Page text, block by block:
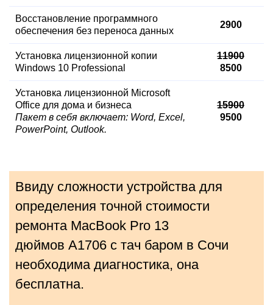
Восстановление программного
обеспечения без переноса данных
2900
Установка лицензионной копии
Windows 10 Professional
11900
8500
Установка лицензионной Microsoft
Office для дома и бизнеса
Пакет в себя включает: Word, Excel,
PowerPoint, Outlook.
15900
9500
Ввиду сложности устройства для
определения точной стоимости
ремонта MacBook Pro 13
дюймов A1706 с тач баром в Сочи
необходима диагностика, она
бесплатна.